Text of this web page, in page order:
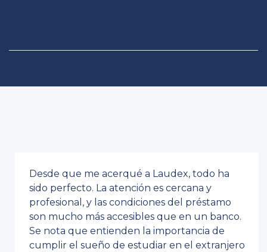
Desde que me acerqué a Laudex, todo ha
sido perfecto. La atención es cercana y
profesional, y las condiciones del préstamo
son mucho más accesibles que en un banco.
Se nota que entienden la importancia de
cumplir el sueño de estudiar en el extranjero